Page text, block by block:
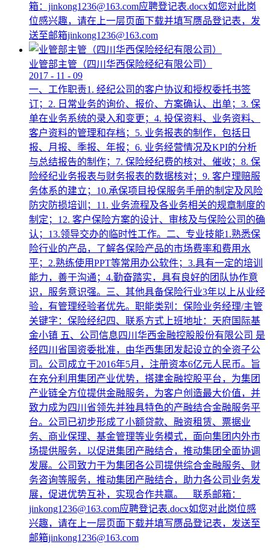
箱：jinkong1236@163.com应聘登记表.docx如您对此岗
位感兴趣，请在上一层页面下载并填写赝品登记表，发
送至邮箱jinkong1236@163.com
业管部主管（四川华西保险经纪有限公司）
2017 - 11 - 09
一、工作职责1. 经纪公司的客户协议和授权委托书签
订；2. 日常业务的询价、报价、方案确认、出单；3. 保
单在业务系统的录入和变更；4. 投保资料、业务资料、
客户资料的管理和存档；5. 业务报表的制作，包括日
报、月报、季报、年报；6. 业务经营情况及KPI的分析
与总结报告的制作；7. 保险经纪费的核对、催收；8. 保
险经纪业务报表与财务报表的数据核对；9. 客户理赔服
务体系的建立；10.承保项目投保服务手册的制定及风险
防灾防损培训；11. 业务流程及各业务相关的规章制度的
制定；12. 客户保险方案的设计、审核及与保险公司的确
认；13.领导交办的临时性工作。二、专业技能1.熟悉保
险行业的产品，了解各保险产品的市场费率和费用水
平；2.熟练使用PPT等常用办公软件；3.具有一定的培训
能力，善于沟通；4.勤奋踏实，具有良好的团队协作意
识，服务意识强。三、其他具备保险行业3年以上从业经
验，有管理经验者优先。职能类别：保险业务经理/主管
关键字：保险经纪四、联系方式上班地址：天府国际基
金小镇 五、公司信息四川华西金融控股股份有限公司 是
经四川省国资委批准，由华西集团发起设立的全资子公
司。公司成立于2016年5月，注册资本6亿元人民币。旨
在充分利用集团产业优势，搭建金融控股平台，为集团
产业链全方位提供金融服务，为客户创造最大价值，并
致力成为四川省领先并独具特色的产融结合金融服务平
台。公司已初步形成了小额贷款、融资租赁、票据业
务、商业保理、基金管理等业务模式，面向集团内外市
场提供服务，以促进集团产融结合，推动集团全面协调
发展。公司致力于为集团各公司提供综合金融服务、财
务咨询等服务，推动集团产融结合，助力各公司业务发
展，促进优势互补，实现合作共赢。 联系邮箱：
jinkong1236@163.com应聘登记表.docx如您对此岗位感
兴趣，请在上一层页面下载并填写赝品登记表，发送至
邮箱jinkong1236@163.com